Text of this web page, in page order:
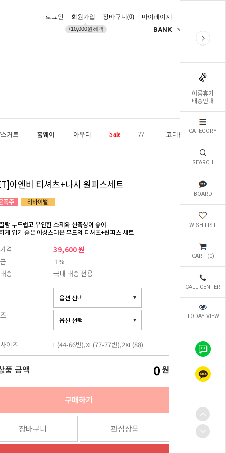
여름휴가
배송안내
CATEGORY
SEARCH
BOARD
WISH LIST
CART (0)
CALL CENTER
TODAY VIEW
로그인 회원가입
+10,000원혜택
장바구니(0) 마이페이지
BANK
커트 홈웨어 아우터 Sale 77+ 코디템 오늘발송
아엔비 티셔츠+나시 원피스세트
랑 부드럽고 유연한 소재와 신축성이 좋아
게 입기 좋은 여성스러운 무드의 티셔츠+원피스 세트
격 39,600 원
1%
송
국내 배송 전용
이즈 L(44-66반),XL(77-77반),2XL(88)
품 금액 0 원
구매하기
장바구니 관심상품